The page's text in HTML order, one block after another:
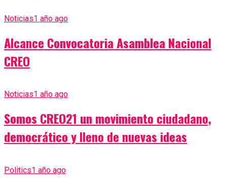
Noticias1 año ago
Alcance Convocatoria Asamblea Nacional
CREO
Noticias1 año ago
Somos CREO21 un movimiento ciudadano,
democrático y lleno de nuevas ideas
Politics1 año ago